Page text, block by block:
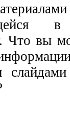
в
Что вы